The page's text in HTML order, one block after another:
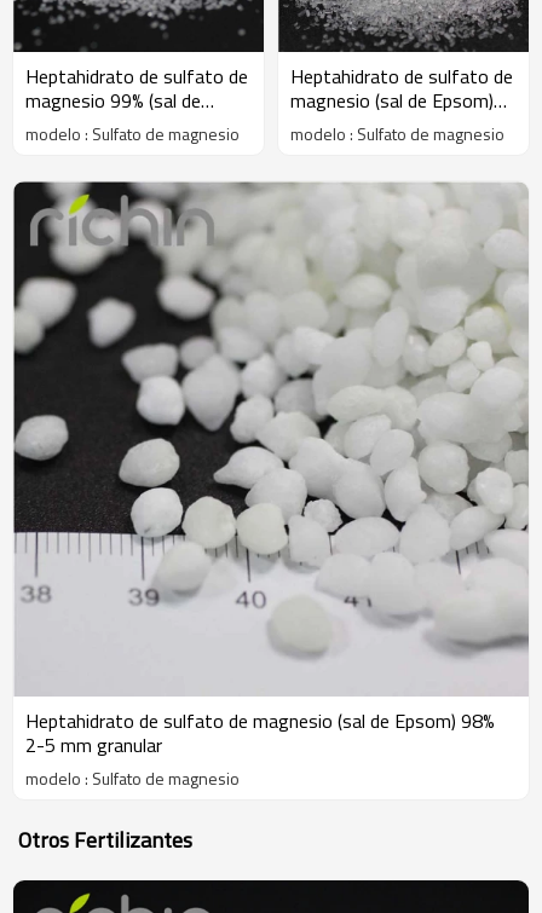
Heptahidrato de sulfato de
magnesio 99% (sal de
Epsom) 0.1-1mm polvo de
cristal
modelo : Sulfato de magnesio
Heptahidrato de sulfato de
magnesio (sal de Epsom)
98% 0.1-1mm polvo de
cristal
modelo : Sulfato de magnesio
Heptahidrato de sulfato de magnesio (sal de Epsom) 98%
2-5 mm granular
modelo : Sulfato de magnesio
Otros Fertilizantes